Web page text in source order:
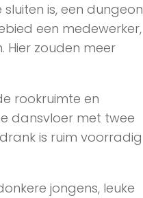
is, een dungeon
een medewerker,
Hier zouden meer
rookruimte en
dansvloer met twee
is ruim voorradig
jongens, leuke